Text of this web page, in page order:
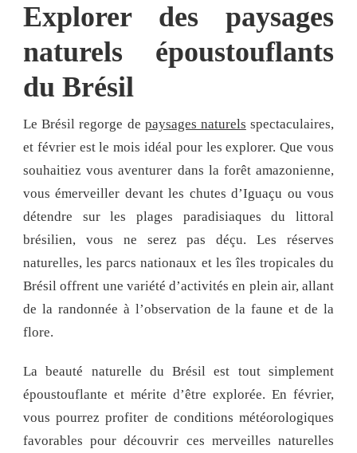
Explorer des paysages
naturels époustouflants
du Brésil
Le Brésil regorge de paysages naturels spectaculaires,
et février est le mois idéal pour les explorer. Que vous
souhaitiez vous aventurer dans la forêt amazonienne,
vous émerveiller devant les chutes d’Iguaçu ou vous
détendre sur les plages paradisiaques du littoral
brésilien, vous ne serez pas déçu. Les réserves
naturelles, les parcs nationaux et les îles tropicales du
Brésil offrent une variété d’activités en plein air, allant
de la randonnée à l’observation de la faune et de la
flore.
La beauté naturelle du Brésil est tout simplement
époustouflante et mérite d’être explorée. En février,
vous pourrez profiter de conditions météorologiques
favorables pour découvrir ces merveilles naturelles